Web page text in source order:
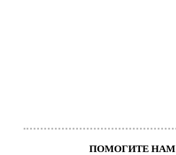
ПОМОГИТЕ НАМ